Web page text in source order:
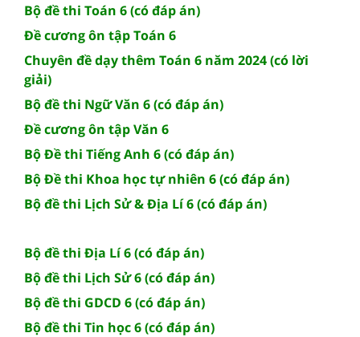
Bộ đề thi Toán 6 (có đáp án)
Đề cương ôn tập Toán 6
Chuyên đề dạy thêm Toán 6 năm 2024 (có lời
giải)
Bộ đề thi Ngữ Văn 6 (có đáp án)
Đề cương ôn tập Văn 6
Bộ Đề thi Tiếng Anh 6 (có đáp án)
Bộ Đề thi Khoa học tự nhiên 6 (có đáp án)
Bộ đề thi Lịch Sử & Địa Lí 6 (có đáp án)
Bộ đề thi Địa Lí 6 (có đáp án)
Bộ đề thi Lịch Sử 6 (có đáp án)
Bộ đề thi GDCD 6 (có đáp án)
Bộ đề thi Tin học 6 (có đáp án)